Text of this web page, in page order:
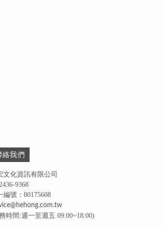
絡我們
文化資訊有限公司
9368
編號：80175608
時間:週一至週五 09:00~18:00)